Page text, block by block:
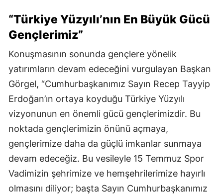
“Türkiye Yüzyılı’nın En Büyük Gücü
Gençlerimiz”
Konuşmasının sonunda gençlere yönelik
yatırımların devam edeceğini vurgulayan Başkan
Görgel, “Cumhurbaşkanımız Sayın Recep Tayyip
Erdoğan’ın ortaya koyduğu Türkiye Yüzyılı
vizyonunun en önemli gücü gençlerimizdir. Bu
noktada gençlerimizin önünü açmaya,
gençlerimize daha da güçlü imkanlar sunmaya
devam edeceğiz. Bu vesileyle 15 Temmuz Spor
Vadimizin şehrimize ve hemşehrilerimize hayırlı
olmasını diliyor; başta Sayın Cumhurbaşkanımız